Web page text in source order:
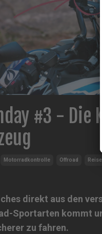
#3 - Die
Motorradkontrolle Offroad
direkt aus den
Sportarten kommt
zu fahren.